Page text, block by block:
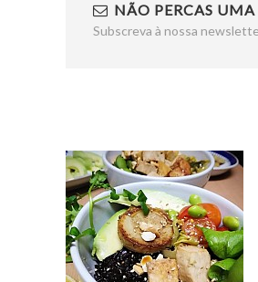
NÃO PERCAS
Subscreva à nossa